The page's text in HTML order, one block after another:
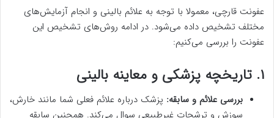
عفونت قارچی، معمولا با توجه به علائم بالینی و انجام آزمایش‌های
مختلف تشخیص داده می‌شود. در ادامه روش‌های تشخیص این
عفونت را بررسی می‌کنیم:
۱. تاریخچه پزشکی و معاینه بالینی
بررسی علائم و سابقه: پزشک درباره علائم فعلی شما مانند خارش،
سوزش و ترشحات غیرطبیعی سوال می‌کند. همچنین سابقه